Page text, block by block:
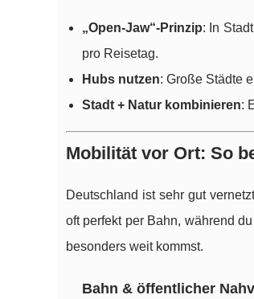
„Open-Jaw“-Prinzip: In
pro Reisetag.
Hubs nutzen: Große Städte
Stadt + Natur kombinieren:
Mobilität vor Ort: So
Deutschland ist sehr gut
oft perfekt per Bahn, während
besonders weit kommst.
Bahn & öffentlicher